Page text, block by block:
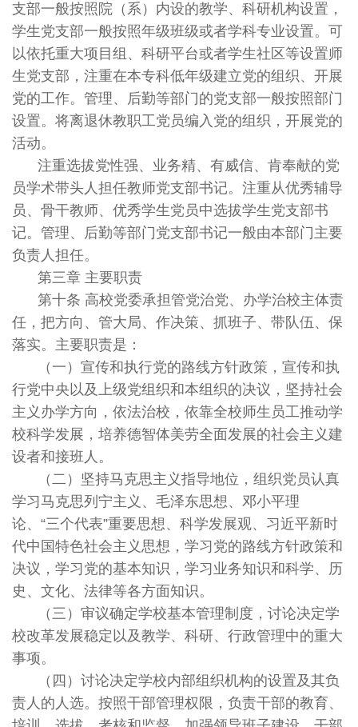
支部一般按照院（系）内设的教学、科研机构设置，
学生党支部一般按照年级班级或者学科专业设置。可
以依托重大项目组、科研平台或者学生社区等设置师
生党支部，注重在本专科低年级建立党的组织、开展
党的工作。管理、后勤等部门的党支部一般按照部门
设置。将离退休教职工党员编入党的组织，开展党的
活动。
注重选拔党性强、业务精、有威信、肯奉献的党
员学术带头人担任教师党支部书记。注重从优秀辅导
员、骨干教师、优秀学生党员中选拔学生党支部书
记。管理、后勤等部门党支部书记一般由本部门主要
负责人担任。
第三章 主要职责
第十条 高校党委承担管党治党、办学治校主体责
任，把方向、管大局、作决策、抓班子、带队伍、保
落实。主要职责是：
（一）宣传和执行党的路线方针政策，宣传和执
行党中央以及上级党组织和本组织的决议，坚持社会
主义办学方向，依法治校，依靠全校师生员工推动学
校科学发展，培养德智体美劳全面发展的社会主义建
设者和接班人。
（二）坚持马克思主义指导地位，组织党员认真
学习马克思列宁主义、毛泽东思想、邓小平理
论、“三个代表”重要思想、科学发展观、习近平新时
代中国特色社会主义思想，学习党的路线方针政策和
决议，学习党的基本知识，学习业务知识和科学、历
史、文化、法律等各方面知识。
（三）审议确定学校基本管理制度，讨论决定学
校改革发展稳定以及教学、科研、行政管理中的重大
事项。
（四）讨论决定学校内部组织机构的设置及其负
责人的人选。按照干部管理权限，负责干部的教育、